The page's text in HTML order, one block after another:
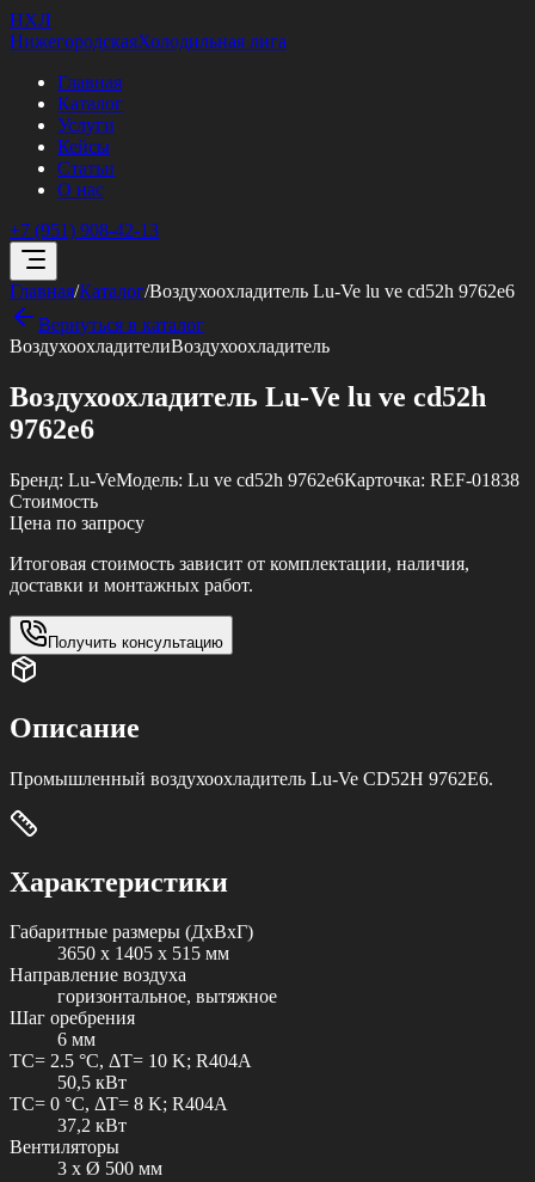
НХЛ
НижегородскаяХолодильная лига
Главная
Каталог
Услуги
Кейсы
Статьи
О нас
+7 (951) 908-42-13
Главная/Каталог/Воздухоохладитель Lu-Ve lu ve cd52h 9762e6
Вернуться в каталог
ВоздухоохладителиВоздухоохладитель
Воздухоохладитель Lu-Ve lu ve cd52h
9762e6
Бренд: Lu-VeМодель: Lu ve cd52h 9762e6Карточка: REF-01838
Стоимость
Цена по запросу
Итоговая стоимость зависит от комплектации, наличия,
доставки и монтажных работ.
Получить консультацию
Описание
Промышленный воздухоохладитель Lu-Ve CD52H 9762E6.
Характеристики
Габаритные размеры (ДxВxГ)
3650 x 1405 x 515 мм
Направление воздуха
горизонтальное, вытяжное
Шаг оребрения
6 мм
TC= 2.5 °C, ΔT= 10 K; R404A
50,5 кВт
TC= 0 °C, ΔT= 8 K; R404A
37,2 кВт
Вентиляторы
3 x Ø 500 мм